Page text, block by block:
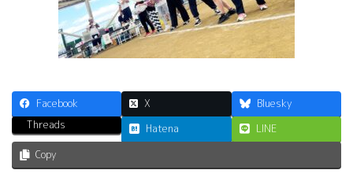
Facebook X
Bluesky
Threads
Hatena
LINE
Copy